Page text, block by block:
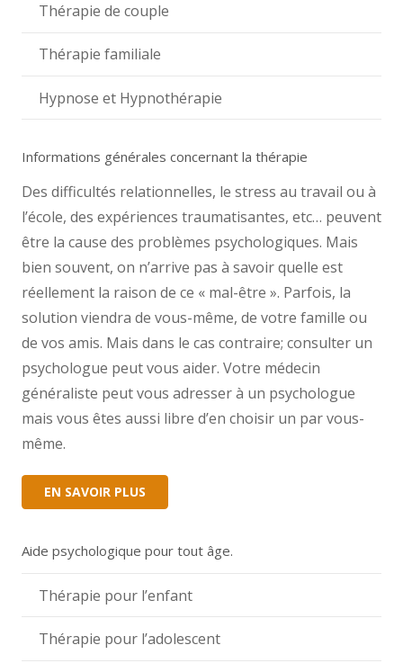
Thérapie de couple
Thérapie familiale
Hypnose et Hypnothérapie
Informations générales concernant la thérapie
Des difficultés relationnelles, le stress au travail ou à
l’école, des expériences traumatisantes, etc… peuvent
être la cause des problèmes psychologiques. Mais
bien souvent, on n’arrive pas à savoir quelle est
réellement la raison de ce « mal-être ». Parfois, la
solution viendra de vous-même, de votre famille ou
de vos amis. Mais dans le cas contraire; consulter un
psychologue peut vous aider. Votre médecin
généraliste peut vous adresser à un psychologue
mais vous êtes aussi libre d’en choisir un par vous-
même.
EN SAVOIR PLUS
Aide psychologique pour tout âge.
Thérapie pour l’enfant
Thérapie pour l’adolescent